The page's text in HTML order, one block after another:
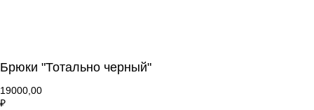
Брюки "Тотально черный"
19000,00
₽